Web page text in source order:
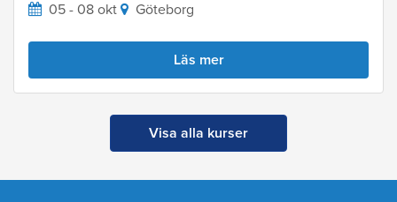
05 - 08 okt Göteborg
Läs mer
Visa alla kurser